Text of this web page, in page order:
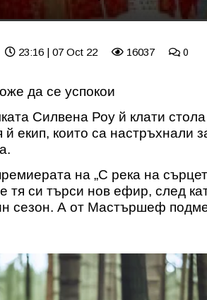
23:16 | 07 Oct 22 16037 0
да се успокои
Силвена Роу й клати
екип, които са настръхнали
на „С река на
тя си търси нов ефир, след
сезон. А от Мастършеф